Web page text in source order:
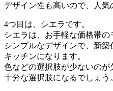
デザイン性も高いので、人気
4つ目は、シエラです。
シエラは、お手軽な価格帯の
シンプルなデザインで、新
キッチンになります。
色などの選択肢が少ないの
十分な選択肢になるでしょう